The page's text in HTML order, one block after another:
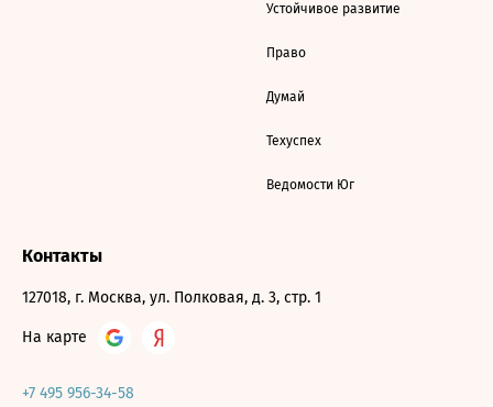
Устойчивое развитие
Право
Думай
Техуспех
Ведомости Юг
Контакты
127018, г. Москва, ул. Полковая, д. 3, стр. 1
На карте
+7 495 956-34-58